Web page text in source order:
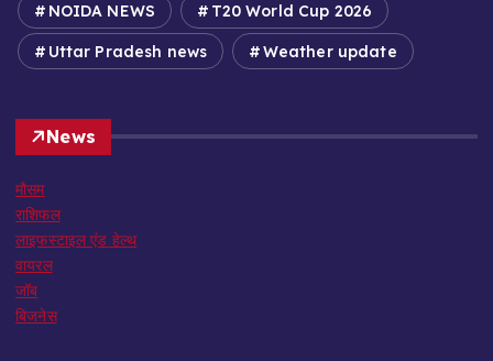
NOIDA NEWS T20 World Cup 2026
Uttar Pradesh news Weather update
News
मौसम
राशिफल
लाइफस्टाइल एंड हेल्थ
वायरल
जॉब
बिजनेस